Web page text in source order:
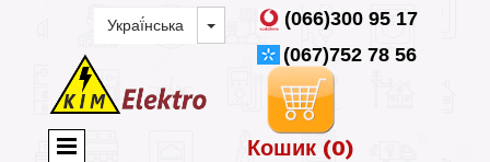
(066)300 95 17
(067)752 78 56
Кошик (0)